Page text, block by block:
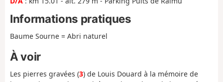
Informations pratiques
Baume Sourne = Abri naturel
À voir
Les pierres gravées (3) de Louis Douard à la mémoire de